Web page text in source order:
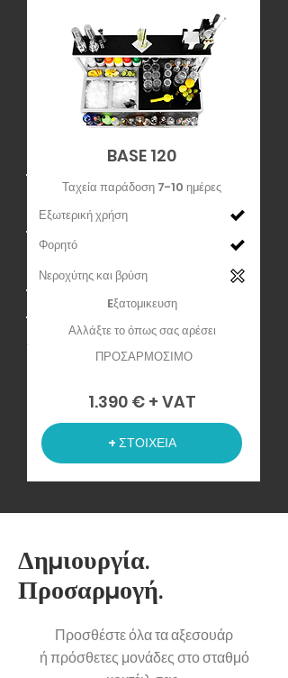
BASE 120
Εξωτερική χρήση
Φορητό
Ταχεία παράδοση 7-10 ημέρες
Νεροχύτης και βρύση
Eξατομικευση
Αλλάξτε το όπως σας αρέσει
ΠΡΟΣΑΡΜΟΣΙΜΟ
1.390 € + VAT
+ ΣΤΟΙΧΕΙΑ
Δημιουργία.
Προσαρμογή.
Προσθέστε όλα τα αξεσουάρ
ή πρόσθετες μονάδες στο σταθμό